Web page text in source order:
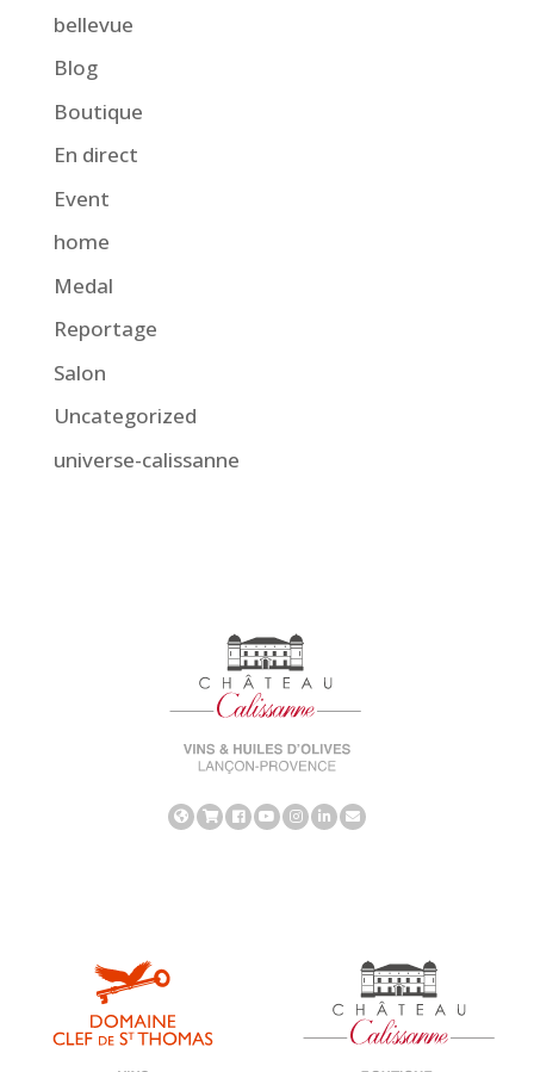
bellevue
Blog
Boutique
En direct
Event
home
Medal
Reportage
Salon
Uncategorized
universe-calissanne